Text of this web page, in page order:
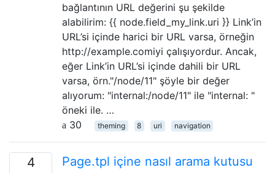
bağlantının URL değerini şu şekilde
alabilirim: {{ node.field_my_link.uri }} Link’in
URL’si içinde harici bir URL varsa, örneğin
http://example.comiyi çalışıyordur. Ancak,
eğer Link’in URL’si içinde dahili bir URL
varsa, örn."/node/11" şöyle bir değer
alıyorum: "internal:/node/11" ile "internal: "
öneki ile. …
30
theming 8 uri navigation
4
Page.tpl içine nasıl arama kutusu